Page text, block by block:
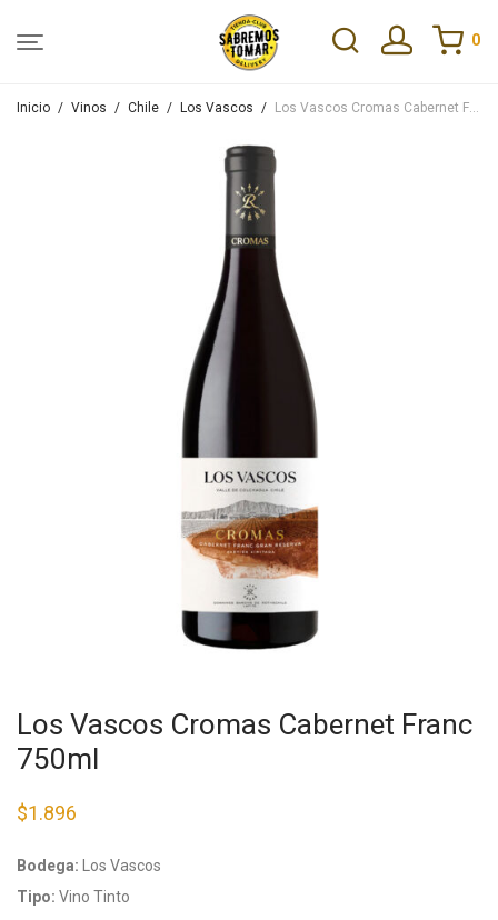
0
Inicio / Vinos / Chile / Los Vascos / Los Vascos Cromas Cabernet Franc 750ml
Los Vascos Cromas Cabernet Franc
750ml
$1.896
Bodega: Los Vascos
Tipo: Vino Tinto